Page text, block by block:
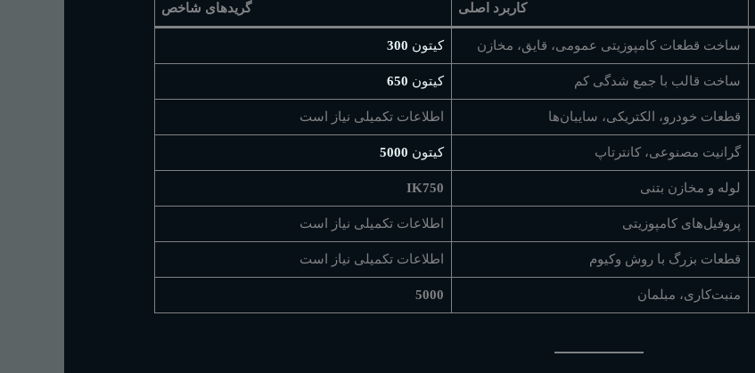
کاربرد اصلی گریدهای شاخص
ساخت قطعات کامپوزیتی عمومی، قایق، مخازن کیتون 300
ساخت قالب با جمع شدگی کم کیتون 650
قطعات خودرو، الکتریکی، سایبان‌ها اطلاعات تکمیلی نیاز است
گرانیت مصنوعی، کانترتاپ کیتون 5000
لوله و مخازن بتنی IK750
پروفیل‌های کامپوزیتی اطلاعات تکمیلی نیاز است
قطعات بزرگ با روش وکیوم اطلاعات تکمیلی نیاز است
منبت‌کاری، مبلمان 5000